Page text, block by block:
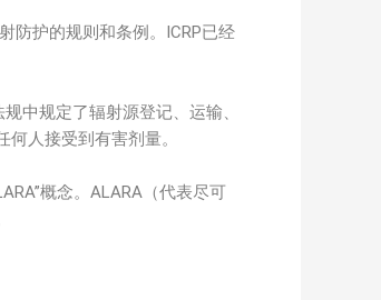
防护的规则和条例。ICRP已经
中规定了辐射源登记、运输、
人接受到有害剂量。
概念。ALARA（代表尽可